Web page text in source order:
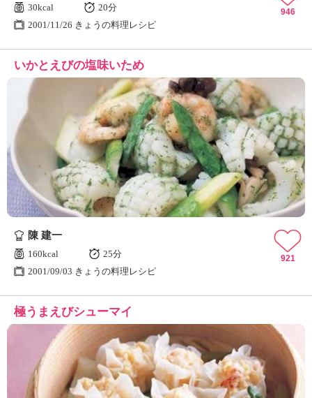
30kcal
20分
2001/11/26 きょうの料理レシピ
946
いかとえびの塩味いため
陳 建一
160kcal
25分
2001/09/03 きょうの料理レシピ
921
極うまえびシューマイ